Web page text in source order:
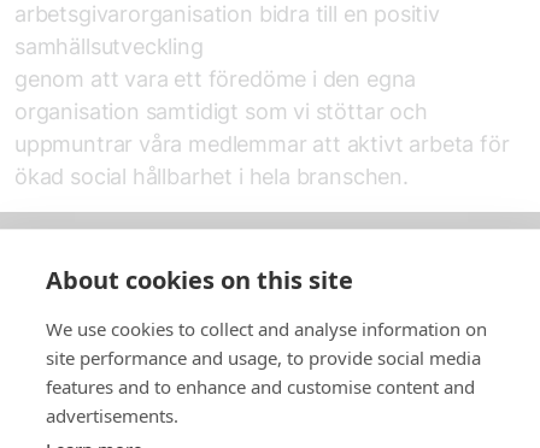
arbetsgivar­organisation bidra till en positiv
samhälls­utveckling
genom att vara ett föredöme i den egna
organisation samtidigt som vi stöttar och
uppmuntrar våra medlemmar att aktivt arbeta för
ökad social hållbarhet i hela branschen.
In English
Standardavtal
About cookies on this site
We use cookies to collect and analyse information on
site performance and usage, to provide social media
features and to enhance and customise content and
advertisements.